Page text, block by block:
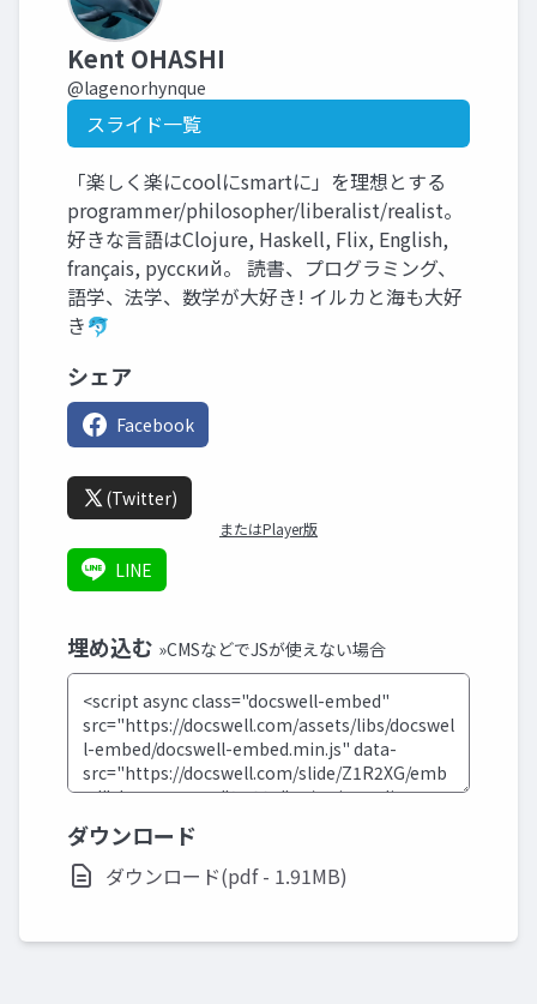
Kent OHASHI
@lagenorhynque
スライド一覧
「楽しく楽にcoolにsmartに」を理想とする
programmer/philosopher/liberalist/realist。
好きな言語はClojure, Haskell, Flix, English,
français, русский。 読書、プログラミング、
語学、法学、数学が大好き! イルカと海も大好
き🐬
シェア
Facebook
(Twitter)
またはPlayer版
LINE
埋め込む »CMSなどでJSが使えない場合
ダウンロード
ダウンロード(pdf - 1.91MB)